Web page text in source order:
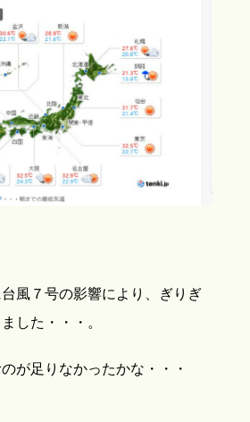
風７号の影響により、ぎりぎ
した・・・。
が足りなかったかな・・・